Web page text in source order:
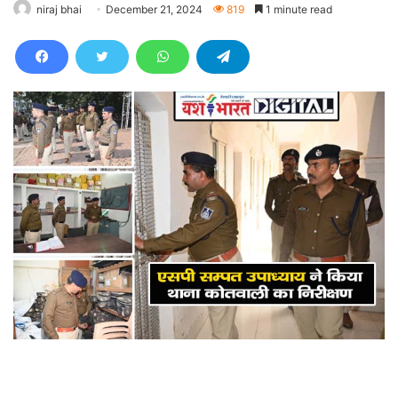
niraj bhai December 21, 2024 819 1 minute read